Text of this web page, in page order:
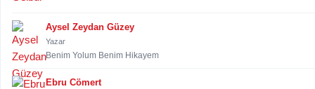
Aysel Zeydan Güzey
Yazar
Benim Yolum Benim Hikayem
Ebru Cömert